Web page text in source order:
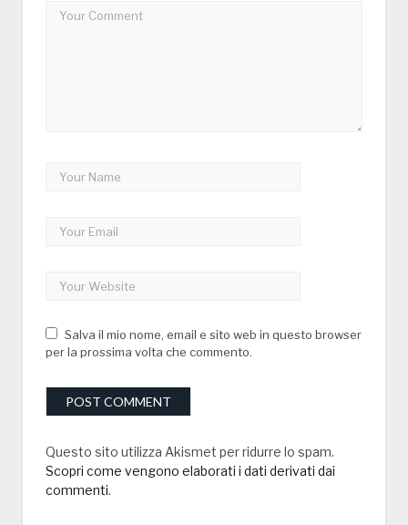
Salva il mio nome, email e sito web in questo browser
per la prossima volta che commento.
Questo sito utilizza Akismet per ridurre lo spam.
Scopri come vengono elaborati i dati derivati dai
commenti.